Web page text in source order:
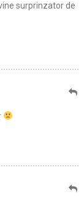
surprinzator de